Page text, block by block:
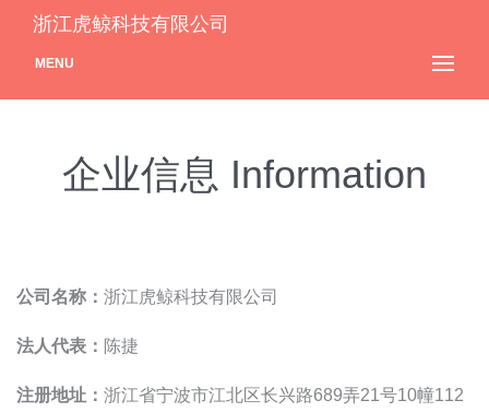
浙江虎鲸科技有限公司
MENU
企业信息 Information
公司名称： 浙江虎鲸科技有限公司
法人代表： 陈捷
注册地址： 浙江省宁波市江北区长兴路689弄21号10幢112